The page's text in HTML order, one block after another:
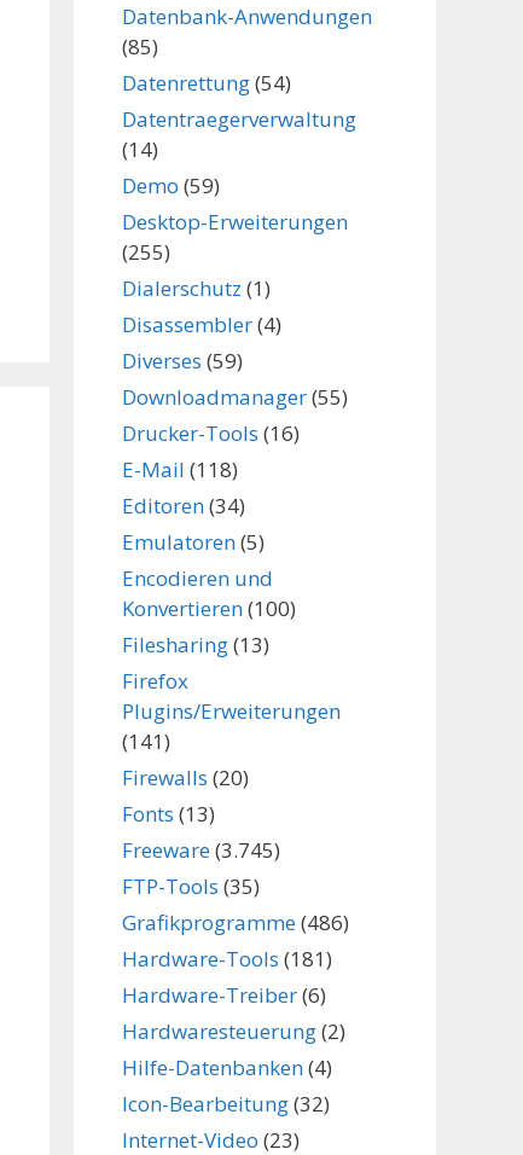
Datenbank-Anwendungen
(85)
Datenrettung(54)
Datentraegerverwaltung
(14)
Demo (59)
Desktop-Erweiterungen
(255)
Dialerschutz (1)
Disassembler(4)
Diverses (59)
Downloadmanager(55)
Drucker-Tools (16)
E-Mail (118)
Editoren(34)
Emulatoren(5)
Encodieren und
Konvertieren(100)
Filesharing(13)
Firefox
Plugins/Erweiterungen
(141)
Firewalls (20)
Fonts (13)
Freeware(3.745)
FTP-Tools (35)
Grafikprogramme(486)
Hardware-Tools (181)
Hardware-Treiber(6)
Hardwaresteuerung(2)
Hilfe-Datenbanken(4)
Icon-Bearbeitung(32)
Internet-Video (23)